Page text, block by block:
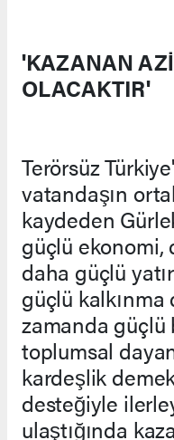
'KAZANAN
OLACAKTIR'
Terörsüz
vatandaşın
kaydeden
güçlü ekonomi,
daha güçlü
güçlü kalkınma
zamanda güçlü
toplumsal
kardeşlik
desteğiyle
ulaştığında